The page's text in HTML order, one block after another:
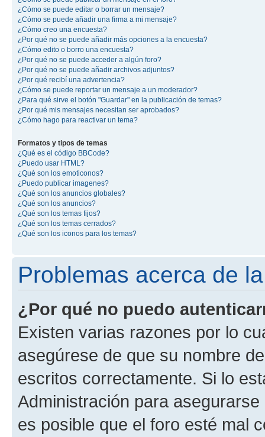
¿Cómo se puede editar o borrar un mensaje?
¿Cómo se puede añadir una firma a mi mensaje?
¿Cómo creo una encuesta?
¿Por qué no se puede añadir más opciones a la encuesta?
¿Cómo edito o borro una encuesta?
¿Por qué no se puede acceder a algún foro?
¿Por qué no se puede añadir archivos adjuntos?
¿Por qué recibí una advertencia?
¿Cómo se puede reportar un mensaje a un moderador?
¿Para qué sirve el botón "Guardar" en la publicación de temas?
¿Por qué mis mensajes necesitan ser aprobados?
¿Cómo hago para reactivar un tema?
Formatos y tipos de temas
¿Qué es el código BBCode?
¿Puedo usar HTML?
¿Qué son los emoticonos?
¿Puedo publicar imagenes?
¿Qué son los anuncios globales?
¿Qué son los anuncios?
¿Qué son los temas fijos?
¿Qué son los temas cerrados?
¿Qué son los iconos para los temas?
Problemas acerca de
¿Por qué no puedo
Existen varias razones por lo
asegúrese de que su nombre
escritos correctamente. Si lo
Administración para
es posible que el foro esté mal